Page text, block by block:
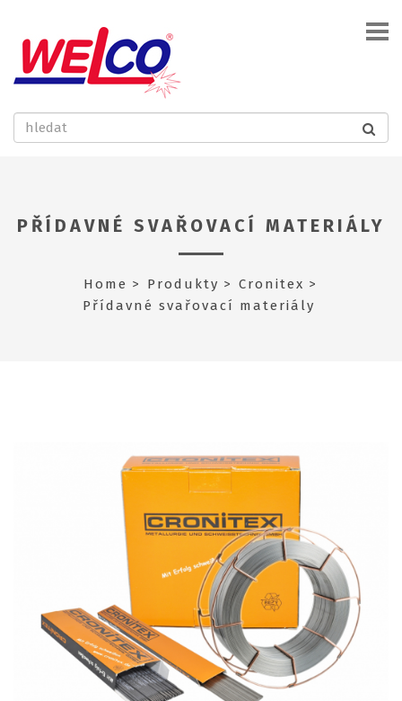
PŘÍDAVNÉ SVAŘOVACÍ MATERIÁLY
Home Produkty
Cronitex
Přídavné svařovací materiály